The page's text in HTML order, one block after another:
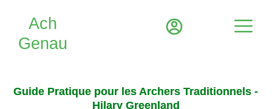
Guide Pratique pour les Archers Traditionnels -
Hilary Greenland